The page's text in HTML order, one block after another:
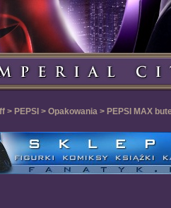
> PEPSI > Opakowania > PEPSI MAX